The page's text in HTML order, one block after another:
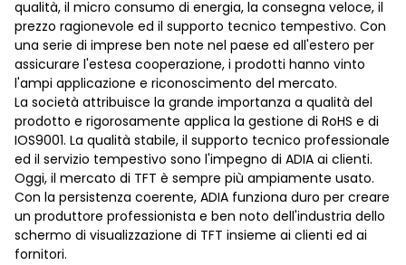
qualità, il micro consumo di energia, la consegna veloce, il
prezzo ragionevole ed il supporto tecnico tempestivo. Con
una serie di imprese ben note nel paese ed all'estero per
assicurare l'estesa cooperazione, i prodotti hanno vinto
l'ampi applicazione e riconoscimento del mercato.
La società attribuisce la grande importanza a qualità del
prodotto e rigorosamente applica la gestione di RoHS e di
IOS9001. La qualità stabile, il supporto tecnico professionale
ed il servizio tempestivo sono l'impegno di ADIA ai clienti.
Oggi, il mercato di TFT è sempre più ampiamente usato.
Con la persistenza coerente, ADIA funziona duro per creare
un produttore professionista e ben noto dell'industria dello
schermo di visualizzazione di TFT insieme ai clienti ed ai
fornitori.